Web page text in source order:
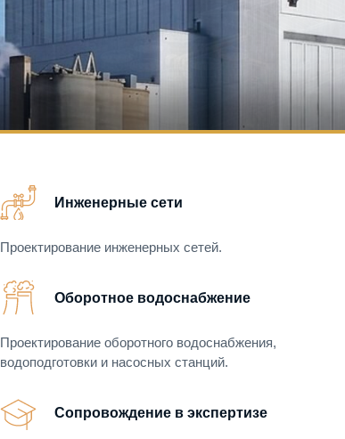
Инженерные сети
Проектирование инженерных сетей.
Оборотное водоснабжение
Проектирование оборотного водоснабжения,
водоподготовки и насосных станций.
Сопровождение в экспертизе